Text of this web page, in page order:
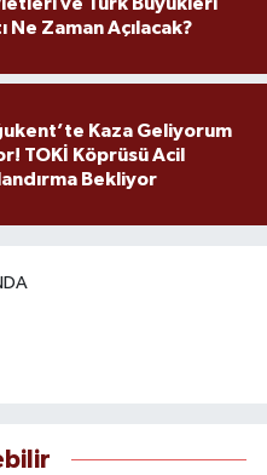
Ne Zaman Açılacak?
Kaza Geliyorum
TOKİ Köprüsü Acil
Bekliyor